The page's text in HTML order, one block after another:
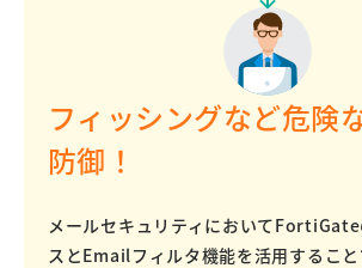
フィッシングなど危険
防御！
メールセキュリティにおいて
スとEmailフィルタ機能を活用するこ